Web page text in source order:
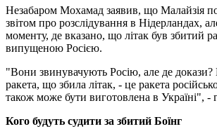
Незабаром Мохамад заявив, що Малайзія
звітом про розслідування в Нідерландах,
моменту, де вказано, що літак був збитий
випущеною Росією.
"Вони звинувачують Росію, але де
ракета, що збила літак, - це ракета
також може бути виготовлена ​​в Україні", -
Кого будуть судити за збитий Боїнг